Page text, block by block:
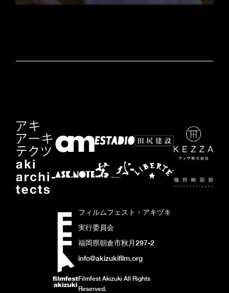
フィルムフェスト・アキヅキ
実行委員会
福岡県朝倉市秋月297-2
info@akizukifilm.org
Filmfest Akizuki All Rights
Reserved.